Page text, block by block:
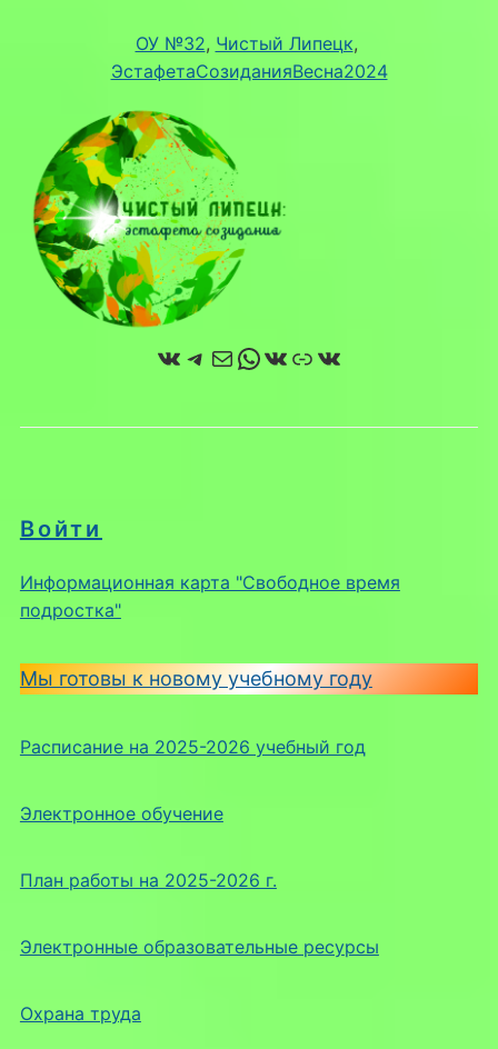
Войти
Информационная карта "Свободное время
подростка"
Мы готовы к новому учебному году
Расписание на 2025-2026 учебный год
Электронное обучение
План работы на 2025-2026 г.
Электронные образовательные ресурсы
Охрана труда
ОУ №32, Чистый Липецк
ЭстафетаСозиданияВесна2024
ВКонтакте
Telegram
Почта
WhatsApp
ВКонтакте
Ссылка
ВКонтакте